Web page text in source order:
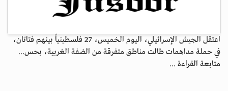
اعتقل الجيش الإسرائيلي، اليوم الخميس، 27 فلسطينياً بينهم فتاتان،
في حملة مداهمات طالت مناطق متفرقة من الضفة الغربية، بحس...
متابعة القراءة ...